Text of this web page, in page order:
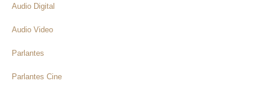
Audio Digital
Audio Video
Parlantes
Parlantes Cine